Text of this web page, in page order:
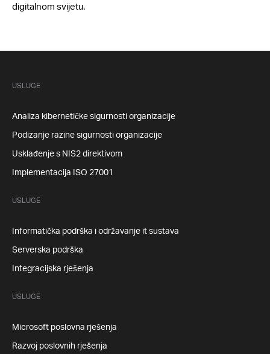
digitalnom svijetu.
USLUGE
Analiza kibernetičke sigurnosti organizacije
Podizanje razine sigurnosti organizacije
Usklađenje s NIS2 direktivom
Implementacija ISO 27001
USLUGE
Informatička podrška i održavanje it sustava
Serverska podrška
Integracijska rješenja
USLUGE
Microsoft poslovna rješenja
Razvoj poslovnih rješenja